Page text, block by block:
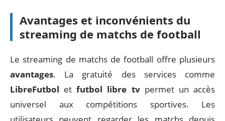
Avantages et inconvénients du
streaming de matchs de football
Le streaming de matchs de football offre plusieurs
avantages. La gratuité des services comme
LibreFutbol etfutbol libre tvpermet un accès
universel aux compétitions sportives. Les